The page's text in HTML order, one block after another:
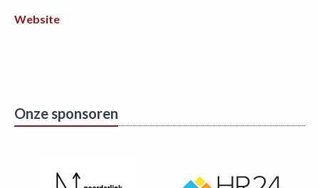
Website
Onze sponsoren